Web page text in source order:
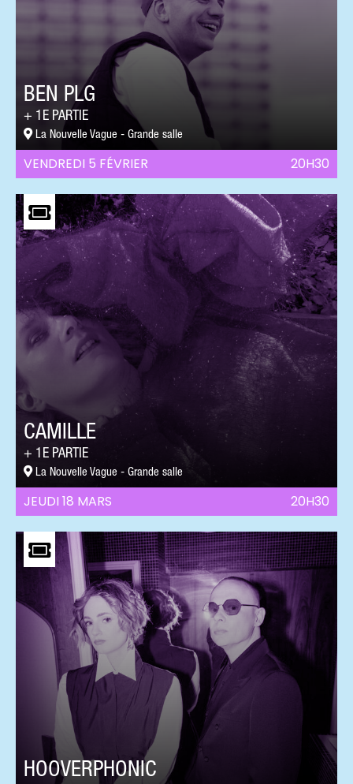
VENDREDI 5 FÉVRIER 20H30
BEN PLG
1E PARTIE
La Nouvelle Vague - Grande salle
JEUDI 18 MARS 20H30
CAMILLE
1E PARTIE
La Nouvelle Vague - Grande salle
HOOVERPHONIC